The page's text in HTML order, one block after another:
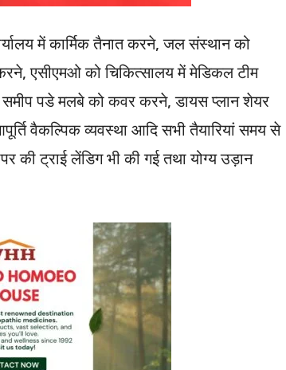
में कार्मिक तैनात करने, जल संस्थान को
एसीएमओ को चिकित्सालय में मेडिकल टीम
पडे मलबे को कवर करने, डायस प्लान शेयर
वैकल्पिक व्यवस्था आदि सभी तैयारियां समय से
की ट्राई लेंडिग भी की गई तथा योग्य उड़ान